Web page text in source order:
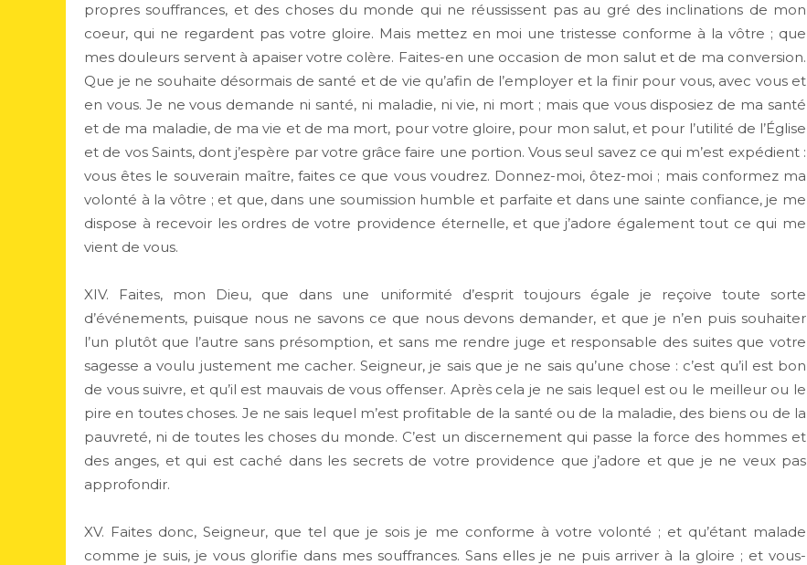
propres souffrances, et des choses du monde qui ne réussissent pas au gré des inclinations de mon
coeur, qui ne regardent pas votre gloire. Mais mettez en moi une tristesse conforme à la vôtre ; que
mes douleurs servent à apaiser votre colère. Faites-en une occasion de mon salut et de ma conversion.
Que je ne souhaite désormais de santé et de vie qu’afin de l’employer et la finir pour vous, avec vous et
en vous. Je ne vous demande ni santé, ni maladie, ni vie, ni mort ; mais que vous disposiez de ma santé
et de ma maladie, de ma vie et de ma mort, pour votre gloire, pour mon salut, et pour l’utilité de l’Église
et de vos Saints, dont j’espère par votre grâce faire une portion. Vous seul savez ce qui m’est expédient :
vous êtes le souverain maître, faites ce que vous voudrez. Donnez-moi, ôtez-moi ; mais conformez ma
volonté à la vôtre ; et que, dans une soumission humble et parfaite et dans une sainte confiance, je me
dispose à recevoir les ordres de votre providence éternelle, et que j’adore également tout ce qui me
vient de vous.
XIV. Faites, mon Dieu, que dans une uniformité d’esprit toujours égale je reçoive toute sorte
d’événements, puisque nous ne savons ce que nous devons demander, et que je n’en puis souhaiter
l’un plutôt que l’autre sans présomption, et sans me rendre juge et responsable des suites que votre
sagesse a voulu justement me cacher. Seigneur, je sais que je ne sais qu’une chose : c’est qu’il est bon
de vous suivre, et qu’il est mauvais de vous offenser. Après cela je ne sais lequel est ou le meilleur ou le
pire en toutes choses. Je ne sais lequel m’est profitable de la santé ou de la maladie, des biens ou de la
pauvreté, ni de toutes les choses du monde. C’est un discernement qui passe la force des hommes et
des anges, et qui est caché dans les secrets de votre providence que j’adore et que je ne veux pas
approfondir.
XV. Faites donc, Seigneur, que tel que je sois je me conforme à votre volonté ; et qu’étant malade
comme je suis, je vous glorifie dans mes souffrances. Sans elles je ne puis arriver à la gloire ; et vous-